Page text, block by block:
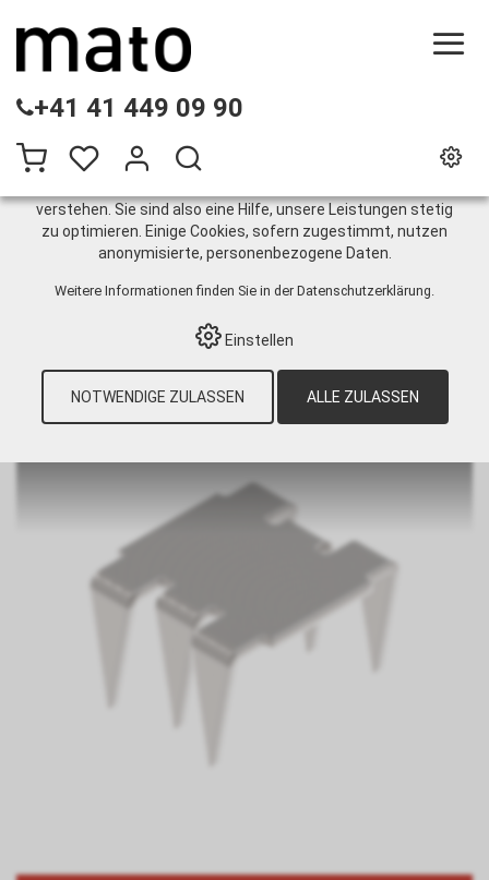
+41 41 449 09 90
Reparatursysteme
GURTINSTANDHALTUNG
LIGHT DUTY FÖRDERGURTE ›
REPARATURSYSTEME
Reparaturverbinder S80
DIESE WEBSITE VERWENDET COOKIES
Wir nutzen auf unserer Website verschiedene Cookies:
Einige sind notwendig für den korrekten Betrieb der Website,
andere ermöglichen Ihnen mehr Funktionalitäten, und noch
verstehen. Sie sind also eine Hilfe, unsere Leistungen stetig
zu optimieren. Einige Cookies, sofern zugestimmt, nutzen
anonymisierte, personenbezogene Daten.
Weitere Informationen finden Sie in der Datenschutzerklärung.
Einstellen
NOTWENDIGE ZULASSEN ALLE ZULASSEN